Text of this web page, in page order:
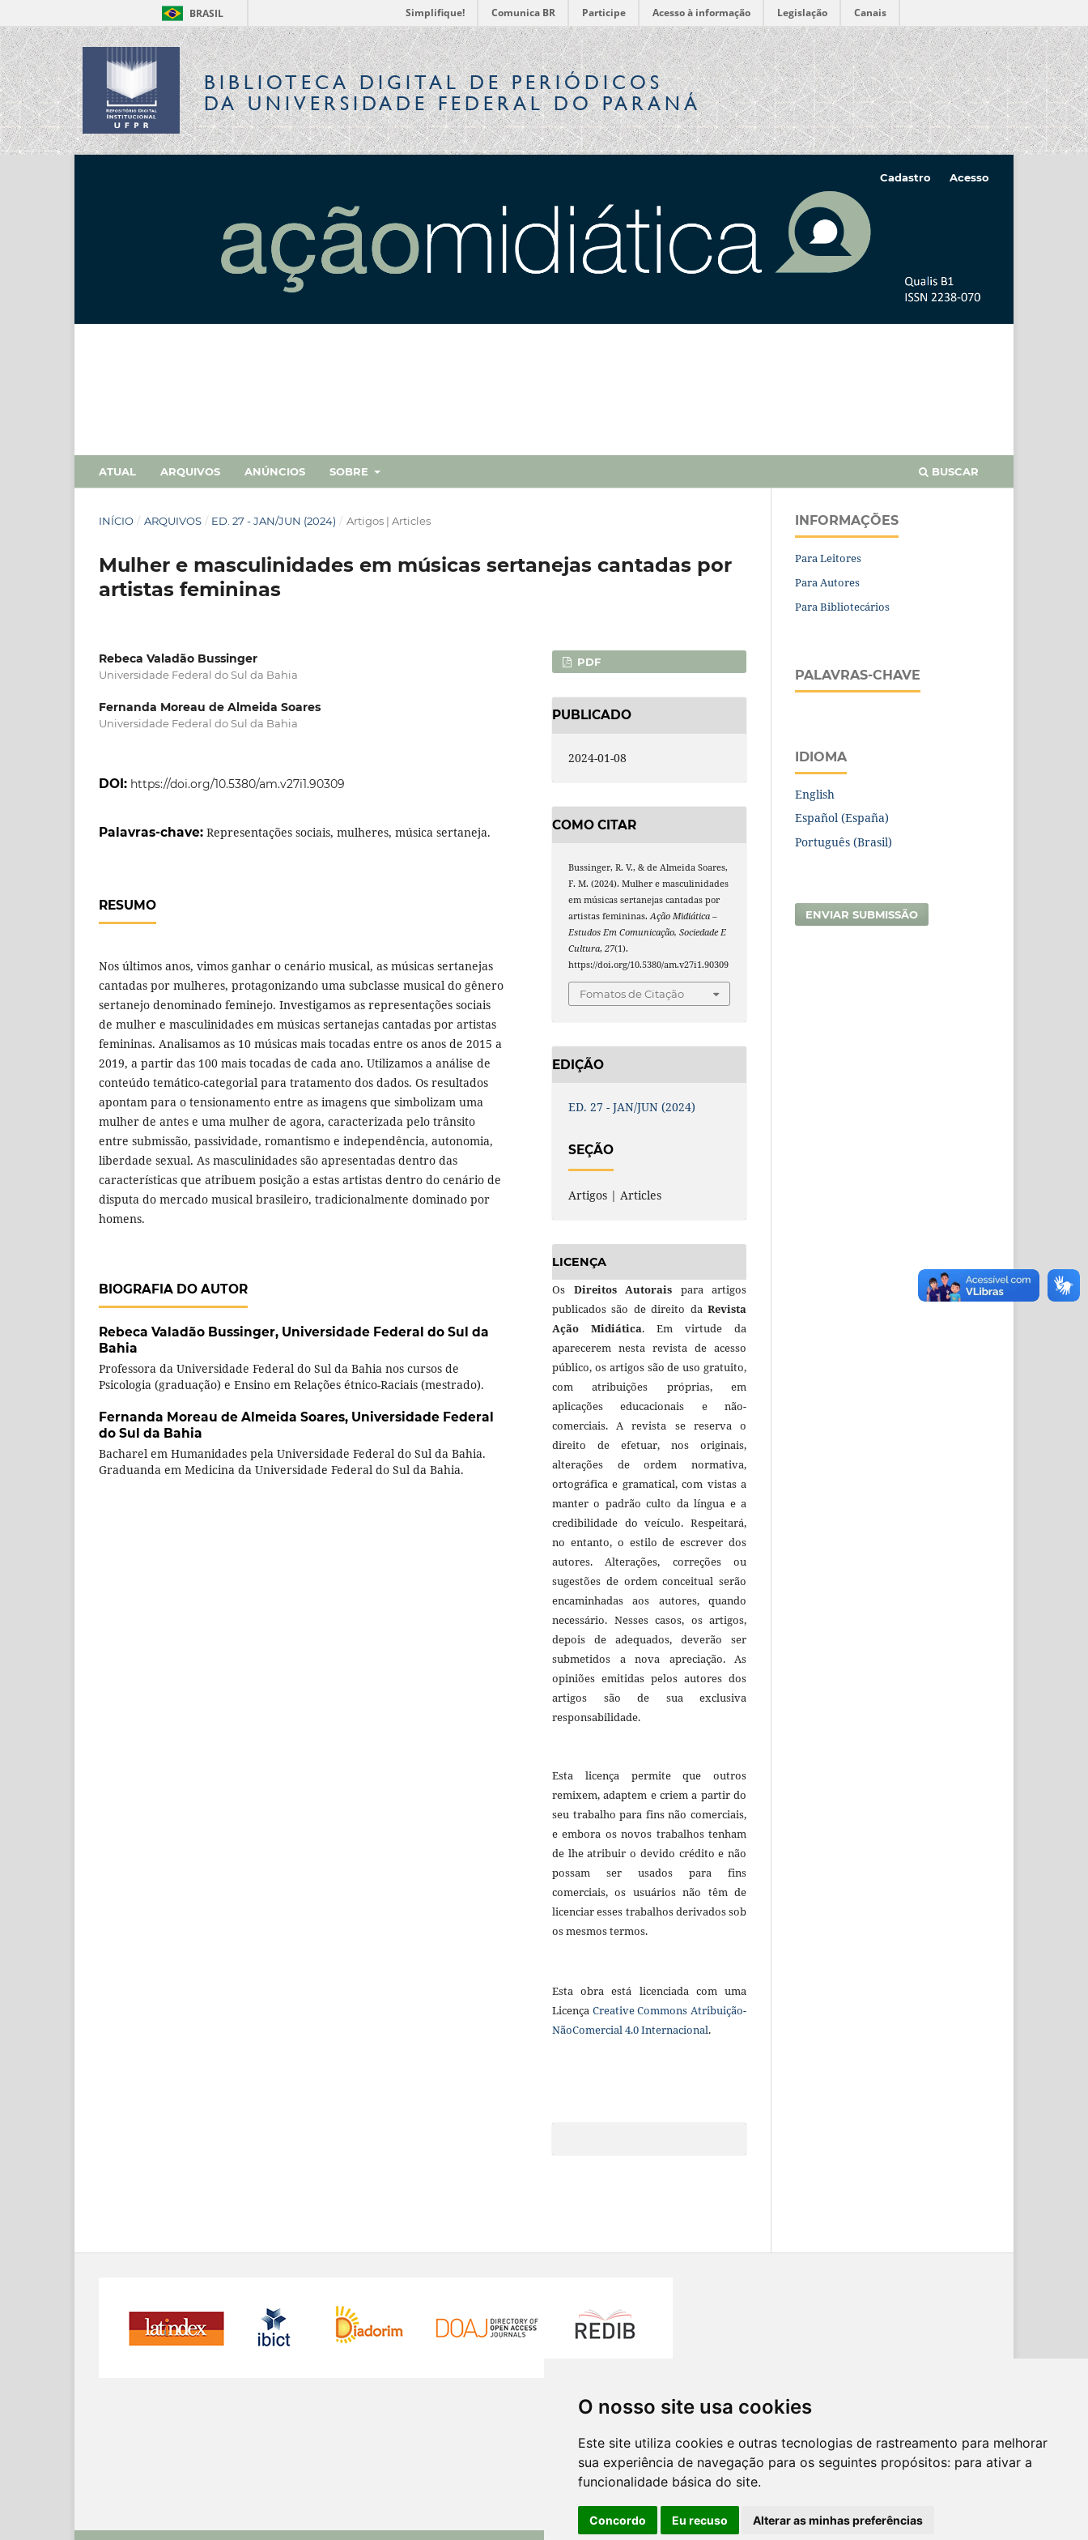
O nosso site usa cookies
Este site utiliza cookies e outras tecnologias de rastreamento para melhorar
sua experiência de navegação para os seguintes propósitos: para ativar a
funcionalidade básica do site.
Concordo Eu recuso Alterar as minhas preferências
BRASIL Simplifique! Comunica BR Participe Acesso à informação Legislação Canais
BIBLIOTECA DIGITALDE PERIÓDICOS
DA UNIVERSIDADE FEDERAL DO PARANÁ
ATUAL ARQUIVOS ANÚNCIOS SOBRE BUSCAR
Cadastro Acesso
INÍCIO / ARQUIVOS / ED. 27 - JAN/JUN (2024) / Artigos | Articles
Mulher e masculinidades em músicas sertanejas cantadas por
artistas femininas
Rebeca Valadão Bussinger
Universidade Federal do Sul da Bahia
Fernanda Moreau de Almeida Soares
Universidade Federal do Sul da Bahia
DOI: https://doi.org/10.5380/am.v27i1.90309
Palavras-chave: Representações sociais, mulheres, música sertaneja.
RESUMO
Nos últimos anos, vimos ganhar o cenário musical, as músicas sertanejas
cantadas por mulheres, protagonizando uma subclasse musical do gênero
sertanejo denominado feminejo. Investigamos as representações sociais
de mulher e masculinidades em músicas sertanejas cantadas por artistas
femininas. Analisamos as 10 músicas mais tocadas entre os anos de 2015 a
2019, a partir das 100 mais tocadas de cada ano. Utilizamos a análise de
conteúdo temático-categorial para tratamento dos dados. Os resultados
apontam para o tensionamento entre as imagens que simbolizam uma
mulher de antes e uma mulher de agora, caracterizada pelo trânsito
entre submissão, passividade, romantismo e independência, autonomia,
liberdade sexual. As masculinidades são apresentadas dentro das
características que atribuem posição a estas artistas dentro do cenário de
disputa do mercado musical brasileiro, tradicionalmente dominado por
homens.
BIOGRAFIA DO AUTOR
Rebeca Valadão Bussinger, Universidade Federal do Sul da
Bahia
Professora da Universidade Federal do Sul da Bahia nos cursos de
Psicologia (graduação) e Ensino em Relações étnico-Raciais (mestrado).
Fernanda Moreau de Almeida Soares, Universidade Federal
do Sul da Bahia
Bacharel em Humanidades pela Universidade Federal do Sul da Bahia.
Graduanda em Medicina da Universidade Federal do Sul da Bahia.
PDF
PUBLICADO
2024-01-08
COMO CITAR
Bussinger, R. V., & de Almeida Soares,
F. M. (2024). Mulher e masculinidades
em músicas sertanejas cantadas por
artistas femininas.Ação Midiática –
Estudos Em Comunicação, Sociedade E
Cultura,27(1).
https://doi.org/10.5380/am.v27i1.90309
Fomatos de Citação
EDIÇÃO
ED. 27 - JAN/JUN (2024)
SEÇÃO
Artigos | Articles
LICENÇA
Os Direitos Autorais para artigos
publicados são de direito daRevista
Ação Midiática. Em virtude da
aparecerem nesta revista de acesso
público, os artigos são de uso gratuito,
com atribuições próprias, em
aplicações educacionais e não-
comerciais. A revista se reserva o
direito de efetuar, nos originais,
alterações de ordem normativa,
ortográfica e gramatical, com vistas a
manter o padrão culto da língua e a
credibilidade do veículo. Respeitará,
no entanto, o estilo de escrever dos
autores. Alterações, correções ou
sugestões de ordem conceitual serão
encaminhadas aos autores, quando
necessário. Nesses casos, os artigos,
depois de adequados, deverão ser
submetidos a nova apreciação. As
opiniões emitidas pelos autores dos
artigos são de sua exclusiva
responsabilidade.
Esta licença permite que outros
remixem, adaptem e criem a partir do
seu trabalho para fins não comerciais,
e embora os novos trabalhos tenham
de lhe atribuir o devido crédito e não
possam ser usados para fins
comerciais, os usuários não têm de
licenciar esses trabalhos derivados sob
os mesmos termos.
Esta obra está licenciada com uma
Licença Creative Commons Atribuição-
NãoComercial 4.0 Internacional.
INFORMAÇÕES
Para Leitores
Para Autores
Para Bibliotecários
PALAVRAS-CHAVE
IDIOMA
English
Español (España)
Português (Brasil)
ENVIAR SUBMISSÃO